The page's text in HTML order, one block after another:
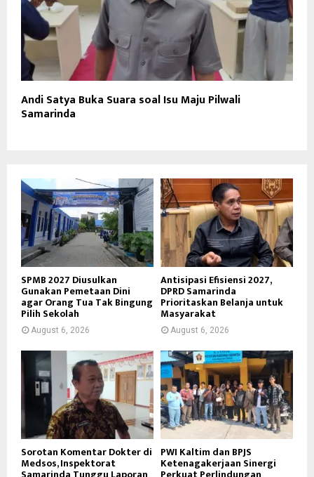
Andi Satya Buka Suara soal Isu Maju Pilwali
Samarinda
SPMB 2027 Diusulkan
Gunakan Pemetaan Dini
agar Orang Tua Tak Bingung
Pilih Sekolah
August 6, 2026
Antisipasi Efisiensi 2027,
DPRD Samarinda
Prioritaskan Belanja untuk
Masyarakat
August 6, 2026
Sorotan Komentar Dokter di
Medsos, Inspektorat
PWI Kaltim dan BPJS
Ketenagakerjaan Sinergi